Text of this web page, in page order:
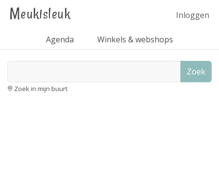
Meukisleuk Inloggen
Agenda Winkels & webshops
Zoek
Zoek in mijn buurt